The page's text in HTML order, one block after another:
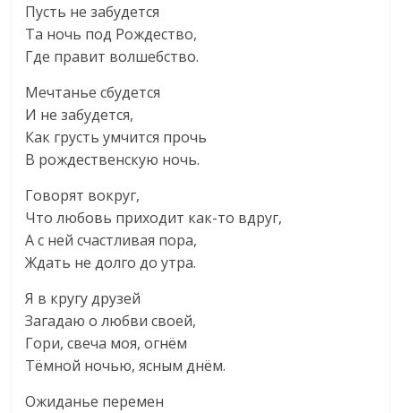
Пусть не забудется
Та ночь под Pождество,
Где правит волшебство.
Мечтанье сбудется
И не забудется,
Как грусть умчится прочь
В рождественскую ночь.
Говорят вокруг,
Что любовь приходит как-то вдруг,
А с ней счастливая пора,
Ждать не долго до утра.
Я в кругу друзей
Загадаю о любви своей,
Гори, свеча моя, огнём
Тёмной ночью, ясным днём.
Ожиданье перемен